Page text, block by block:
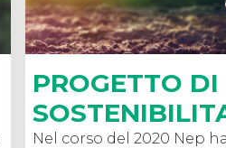
PROGETTO DI
Nel corso del 2020 Nep